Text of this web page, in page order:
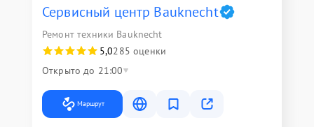
Сервисный центр Bauknecht
Ремонт техники Bauknecht
5,0285 оценки
Открыто до 21:00
Маршрут